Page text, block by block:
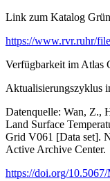
Link zum Katalog
https://www.rvr.ruhr/
Verfügbarkeit im Atlas
Aktualisierungszyklus
Datenquelle: Wan, Z.,
Land Surface
Grid V061 [Data set].
Active Archive Center.
https://doi.org/